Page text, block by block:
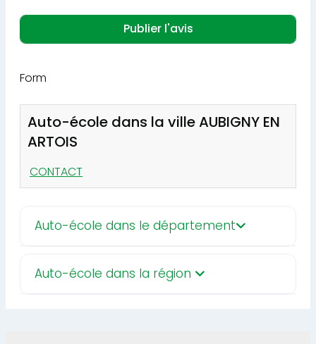
Form
Auto-école dans la ville AUBIGNY EN
ARTOIS
CONTACT
Auto-école dans le département
Auto-école dans la région